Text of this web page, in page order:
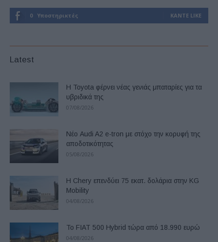
0 Υποστηρικτές ΚΆΝΤΕ LIKE
Latest
Η Toyota φέρνει νέας γενιάς μπαταρίες για τα
υβριδικά της
07/08/2026
Νέο Audi A2 e-tron με στόχο την κορυφή της
αποδοτικότητας
05/08/2026
Η Chery επενδύει 75 εκατ. δολάρια στην KG
Mobility
04/08/2026
Το FIAT 500 Hybrid τώρα από 18.990 ευρώ
04/08/2026